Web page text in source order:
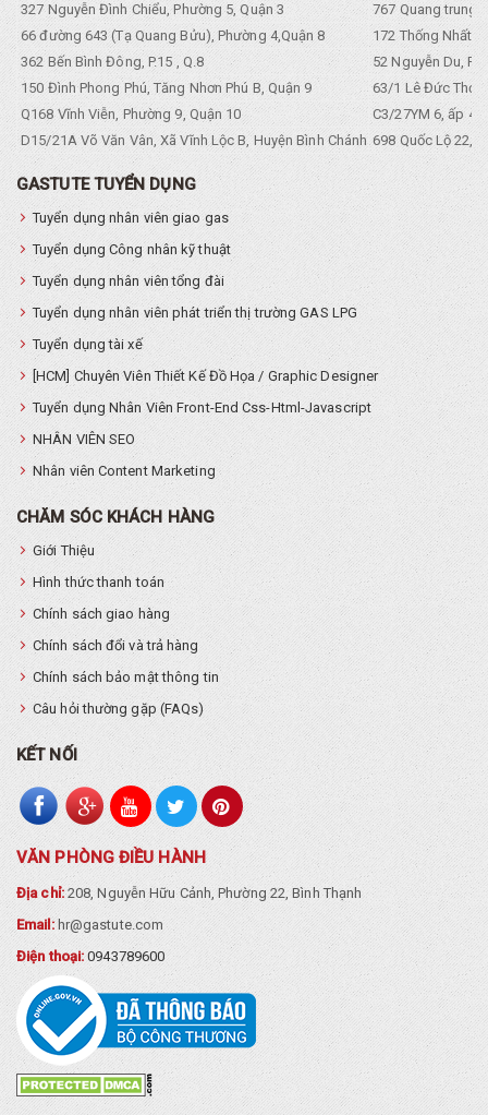
327 Nguyễn Đình Chiểu, Phường 5, Quận 3
767 Quang trung,
66 đường 643 (Tạ Quang Bửu), Phường 4,Quận 8
172 Thống Nhất.
362 Bến Bình Đông, P.15 , Q.8
52 Nguyễn Du,
150 Đình Phong Phú, Tăng Nhơn Phú B, Quận 9
63/1 Lê Đức Thọ,
Q168 Vĩnh Viễn, Phường 9, Quận 10
C3/27YM 6, ấp 4,
D15/21A Võ Văn Vân, Xã Vĩnh Lộc B, Huyện Bình Chánh 698 Quốc Lộ 22,
GASTUTE TUYỂN DỤNG
Tuyển dụng nhân viên giao gas
Tuyển dụng Công nhân kỹ thuật
Tuyển dụng nhân viên tổng đài
Tuyển dụng nhân viên phát triển thị trường GAS LPG
Tuyển dụng tài xế
[HCM] Chuyên Viên Thiết Kế Đồ Họa / Graphic Designer
Tuyển dụng Nhân Viên Front-End Css-Html-Javascript
NHÂN VIÊN SEO
Nhân viên Content Marketing
CHĂM SÓC KHÁCH HÀNG
Giới Thiệu
Hình thức thanh toán
Chính sách giao hàng
Chính sách đổi và trả hàng
Chính sách bảo mật thông tin
Câu hỏi thường gặp (FAQs)
KẾT NỐI
VĂN PHÒNG ĐIỀU HÀNH
Địa chỉ:208, Nguyễn Hữu Cảnh, Phường 22, Bình Thạnh
Email:hr@gastute.com
Điện thoại:0943789600